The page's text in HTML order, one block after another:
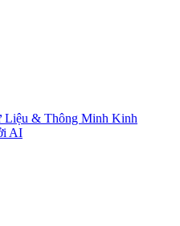
Liệu & Thông Minh Kinh
AI